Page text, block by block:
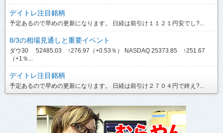
デイトレ注目銘柄
予定あるので早めの更新になります。 日経は前引け１１２１円安でし?...
8/3の相場見通しと重要イベント
ダウ30 52485.03 ↑276.97（+0.53％） NASDAQ 25373.85 ↑251.67
（+1％...
デイトレ注目銘柄
予定あるので早めの更新になります。 日経は前引け２７０４円で終え?...